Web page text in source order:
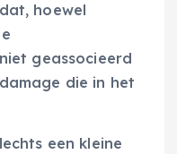
hoewel
geassocieerd
die in het
een kleine